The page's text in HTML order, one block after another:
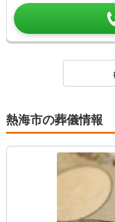
熱海市の葬儀情報